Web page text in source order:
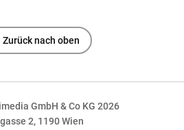
Zurück nach oben
GmbH & Co KG 2026
2, 1190 Wien